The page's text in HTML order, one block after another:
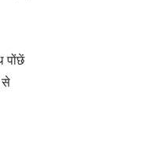
पोंछें
से